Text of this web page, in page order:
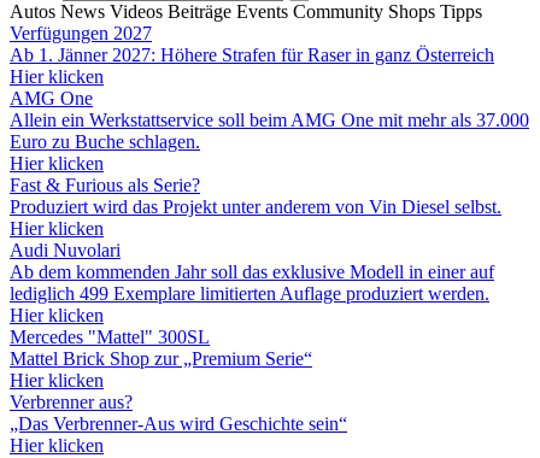
Autos News Videos Beiträge Events Community Shops Tipps
Verfügungen 2027
Ab 1. Jänner 2027: Höhere Strafen für Raser in ganz Österreich
Hier klicken
AMG One
Allein ein Werkstattservice soll beim AMG One mit mehr als 37.000
Euro zu Buche schlagen.
Hier klicken
Fast & Furious als Serie?
Produziert wird das Projekt unter anderem von Vin Diesel selbst.
Hier klicken
Audi Nuvolari
Ab dem kommenden Jahr soll das exklusive Modell in einer auf
lediglich 499 Exemplare limitierten Auflage produziert werden.
Hier klicken
Mercedes "Mattel" 300SL
Mattel Brick Shop zur „Premium Serie“
Hier klicken
Verbrenner aus?
„Das Verbrenner-Aus wird Geschichte sein“
Hier klicken